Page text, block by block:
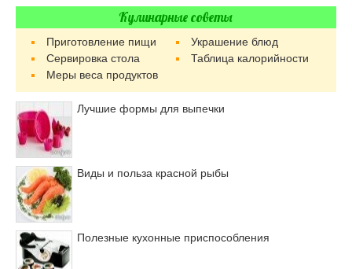
Кулинарные советы
Приготовление пищи
Украшение блюд
Сервировка стола
Таблица калорийности
Меры веса продуктов
Лучшие формы для выпечки
Виды и польза красной рыбы
Полезные кухонные приспособления